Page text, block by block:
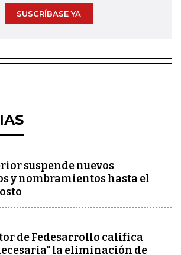
SUSCRÍBASE YA
suspende nuevos
y nombramientos hasta el
de Fedesarrollo califica
la eliminación de